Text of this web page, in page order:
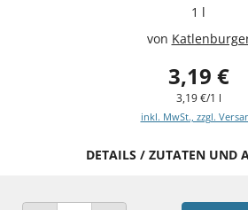
1 l
von
3,19 €
3,19 €/1 l
inkl. MwSt., zzgl.
DETAILS / ZUTATEN UND